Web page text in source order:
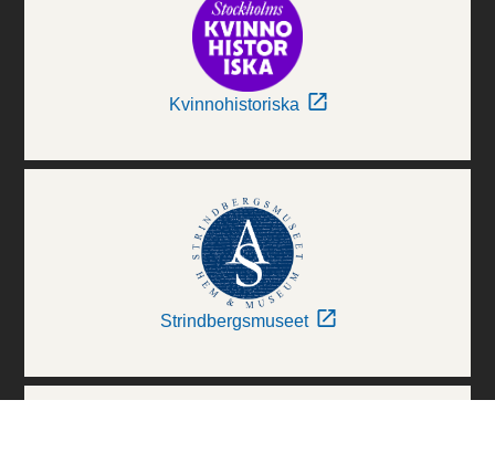
Kvinnohistoriska
Strindbergsmuseet